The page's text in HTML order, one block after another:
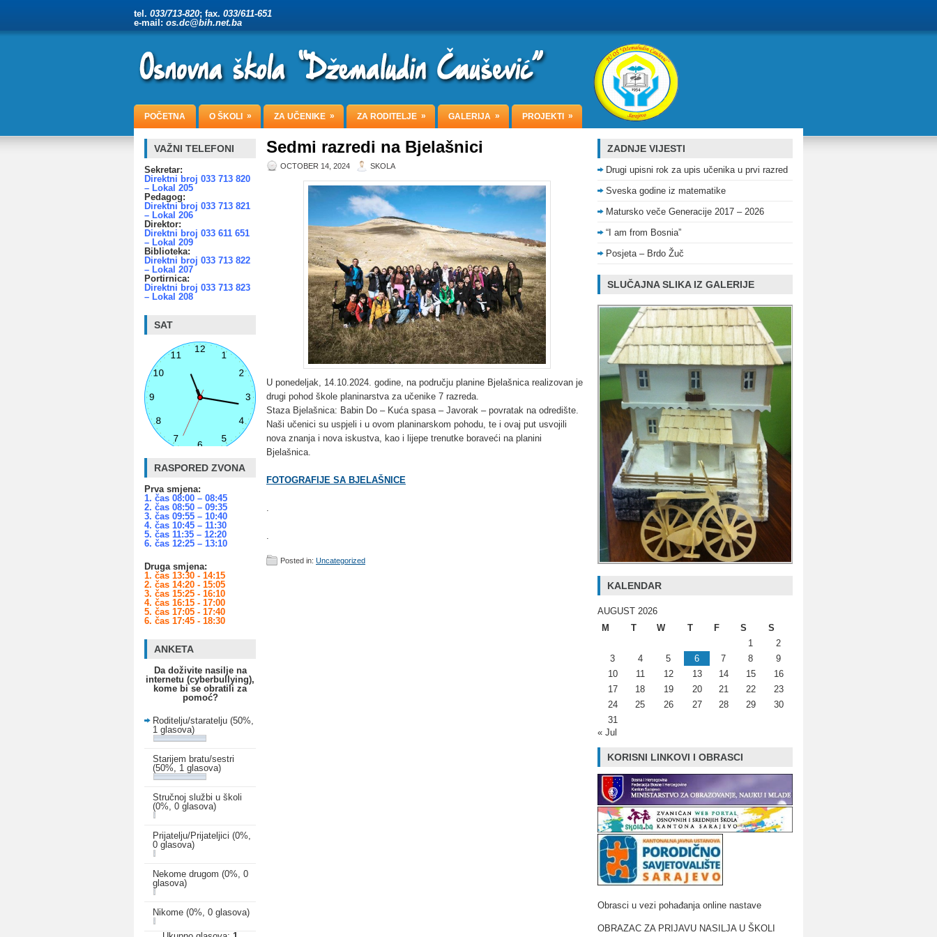
tel. 033/713-820; fax. 033/611-651
e-mail: os.dc@bih.net.ba
POČETNA O ŠKOLI » ZA UČENIKE » ZA RODITELJE » GALERIJA » PROJEKTI »
Sedmi razredi na Bjelašnici
OCTOBER 14, 2024 SKOLA
U ponedeljak, 14.10.2024. godine, na području planine Bjelašnica realizovan je
drugi pohod škole planinarstva za učenike 7 razreda.
Staza Bjelašnica: Babin Do – Kuća spasa – Javorak – povratak na odredište.
Naši učenici su uspjeli i u ovom planinarskom pohodu, te i ovaj put usvojili
nova znanja i nova iskustva, kao i lijepe trenutke boraveći na planini
Bjelašnica.
FOTOGRAFIJE SA BJELAŠNICE
Posted in: Uncategorized
VAŽNI TELEFONI
Sekretar:
Direktni broj 033 713 820
– Lokal 205
Pedagog:
Direktni broj 033 713 821
– Lokal 206
Direktor:
Direktni broj 033 611 651
– Lokal 209
Biblioteka:
Direktni broj 033 713 822
– Lokal 207
Portirnica:
Direktni broj 033 713 823
– Lokal 208
SAT
RASPORED ZVONA
Prva smjena:
1. čas 08:00 – 08:45
2. čas 08:50 – 09:35
3. čas 09:55 – 10:40
4. čas 10:45 – 11:30
5. čas 11:35 – 12:20
6. čas 12:25 – 13:10
Druga smjena:
1. čas 13:30 - 14:15
2. čas 14:20 - 15:05
3. čas 15:25 - 16:10
4. čas 16:15 - 17:00
5. čas 17:05 - 17:40
6. čas 17:45 - 18:30
ANKETA
Da doživite nasilje na
internetu (cyberbullying),
kome bi se obratili za
pomoć?
Roditelju/staratelju (50%,
1 glasova)
Starijem bratu/sestri
(50%, 1 glasova)
Stručnoj službi u školi
(0%, 0 glasova)
Prijatelju/Prijateljici (0%,
0 glasova)
Nekome drugom (0%, 0
glasova)
Nikome (0%, 0 glasova)
ZADNJE VIJESTI
Drugi upisni rok za upis učenika u prvi razred
Sveska godine iz matematike
Matursko veče Generacije 2017 – 2026
“I am from Bosnia”
Posjeta – Brdo Žuč
SLUČAJNA SLIKA IZ GALERIJE
KALENDAR
AUGUST 2026
M
T W T F S
S
1
2
3
4 5 6 7 8
9
10
11 12 13 14 15
16
17
18 19 20 21 22
23
24
25 26 27 28 29
30
31
« Jul
KORISNI LINKOVI I OBRASCI
Obrasci u vezi pohađanja online nastave
OBRAZAC ZA PRIJAVU NASILJA U ŠKOLI